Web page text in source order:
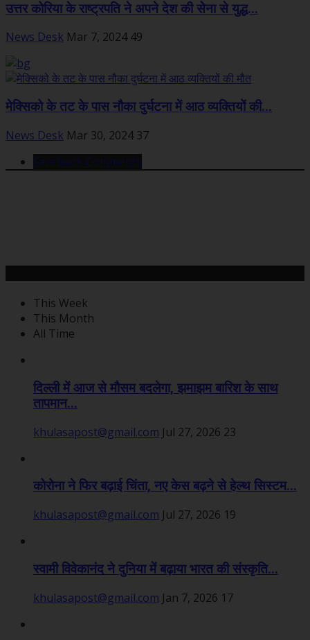
उत्तर कोरिया के राष्ट्रपति ने अपने देश की सेेना से युद्ध...
News Desk Mar 7, 2024 49
मेक्सिको के तट के पास नौका दुर्घटना में आठ व्यक्तियों की...
News Desk Mar 30, 2024 37
Facebook Comments
This Week
This Month
All Time
दिल्ली में आज से मौसम बदलेगा, झमाझम बारिश के साथ
तापमान...
khulasapost@gmail.com Jul 27, 2026 23
कोरोना ने फिर बढ़ाई चिंता, नए केस बढ़ने से हेल्थ सिस्टम...
khulasapost@gmail.com Jul 27, 2026 19
स्वामी विवेकानंद ने दुनिया में बढ़ाया भारत की संस्कृति...
khulasapost@gmail.com Jan 7, 2026 17